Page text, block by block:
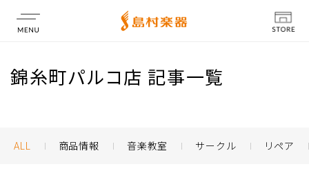
店舗情報
錦糸町パルコ店 記事一覧
ALL 商品情報 音楽教室 サークル リペア